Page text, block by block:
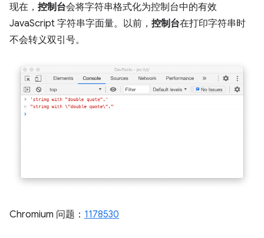
现在， 控制台会将字符串格式化为控制台中的有效
JavaScript 字符串字面量。以前， 控制台在打印字符串时
不会转义双引号。
Chromium 问题： 1178530